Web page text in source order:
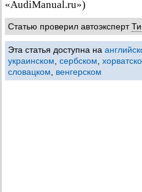
«AudiManual.ru»)
Статью проверил автоэксперт
Эта статья доступна на
украинском сербском
словацком
венгерском